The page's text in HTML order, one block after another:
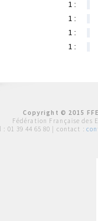
1 :
1 :
1 :
1 :
Copyright © 2015
Fédération Française des
: 01 39 44 65 80 | contact :